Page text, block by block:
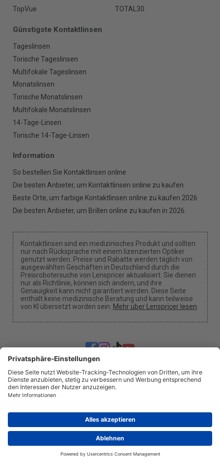
TopVue
TOTAL30
Günstigste Kontaktlinsen
Tageslinsen
Torische Tageslinsen
Multifokale Tageslinsen
Monatslinsen
Torische Monatslinsen
Multifokale Monatslinsen
14-Tage-Linsen
Torische 14-Tage-Linsen
Information
So bestellen Sie Kontaktlinsen online
Die besten Anbieter, um Kontaktlinsen online zu kaufen
Beste Orte, um farbige Kontaktlinsen online zu kaufen 2026
Die besten Anbieter, um Brillen online zu kaufen in 2026
Kontaktlinsen sind ein medizinisches Produkt und sollten
nur nach Rücksprache mit einem lizenzierten Optiker
genutzt werden. Preise und Rabatte werden täglich von
ausgewählten Geschäften in Deutschland durch die
Preisrobotersuche von Lenspricer aktualisiert. Sie dienen
nur als Richtlinie, können sich ändern, und ihre
Genauigkeit kann nicht garantiert werden. Diese Seite
enthält keine medizinische Beratung und kann teilweise
von KI übersetzt worden sein. Mehr über Lenspricer lesen
Cookie-Einstellungen
Wir können eine Provision erhalten, wenn du einen
unserer Links verwendest, um einen Kauf zu tätigen.
Über unsNachrichtenInformationDatenschutzImpressum
info@lenspricer.de
DK44428156